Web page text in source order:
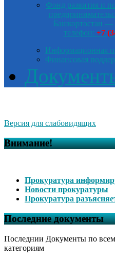
Фонд развития и
Башкортостан —
телефон: +7
Информационная
Финансовая
Версия для слабовидящих
Внимание!
Прокуратура
Новости прокуратуры
Прокуратура
Последние документы
Последнии Документы по всем
категориям